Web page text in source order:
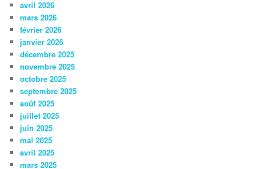
avril 2026
mars 2026
février 2026
janvier 2026
décembre 2025
novembre 2025
octobre 2025
septembre 2025
août 2025
juillet 2025
juin 2025
mai 2025
avril 2025
mars 2025